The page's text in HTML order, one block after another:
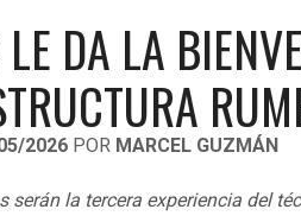
DA LA
2026 POR MARCEL GUZMÁN
serán la tercera experiencia del